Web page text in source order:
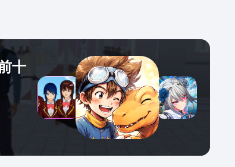
场景和游戏内容也完整度应该也达到一定程
行测试预约。
十